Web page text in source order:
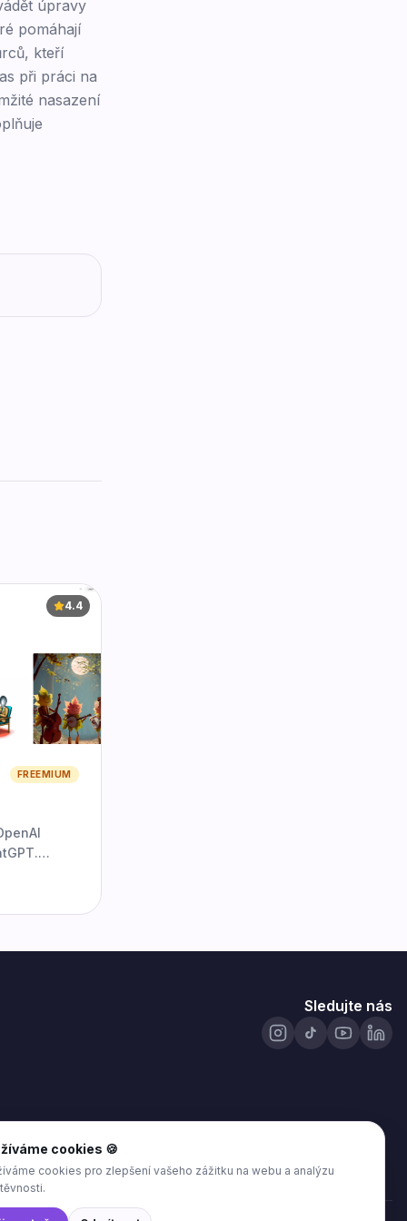
úpravy
pomáhají
kteří
při práci na
nasazení
4.4
FREEMIUM
Sledujte nás
cookies 🍪
cookies pro zlepšení vašeho zážitku na webu a analýzu